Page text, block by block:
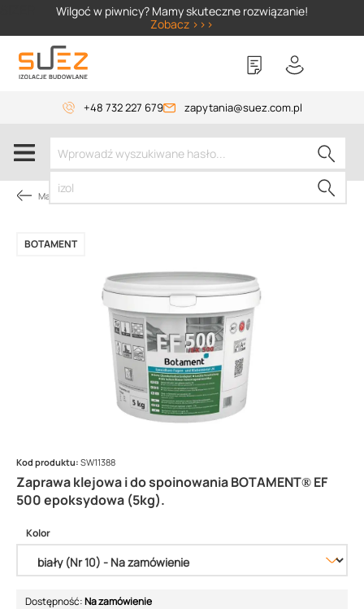
Wilgoć w piwnicy? Mamy skuteczne rozwiązanie!
Zobacz >>>
+48 732 227 679 zapytania@suez.com.pl
Materiały chemoodporne
Zaprawa klejowa i do spoinowania BOTAMENT® EF
500 epoksydowa (5kg).
BOTAMENT
Kod produktu: SW11388
Kolor
Dostępność:Na zamówienie